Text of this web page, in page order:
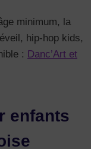
minimum, la
hip-hop kids,
: Danc’Art et
enfants